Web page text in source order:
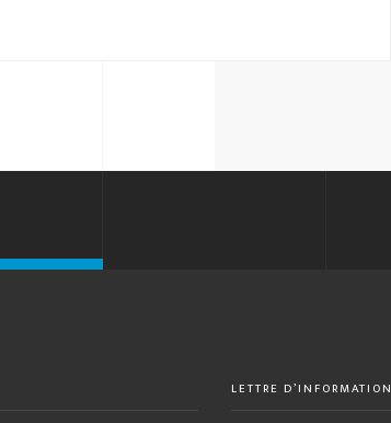
LETTRE D’INFORMATION